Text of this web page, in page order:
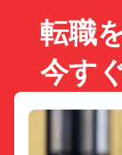
転職
今す